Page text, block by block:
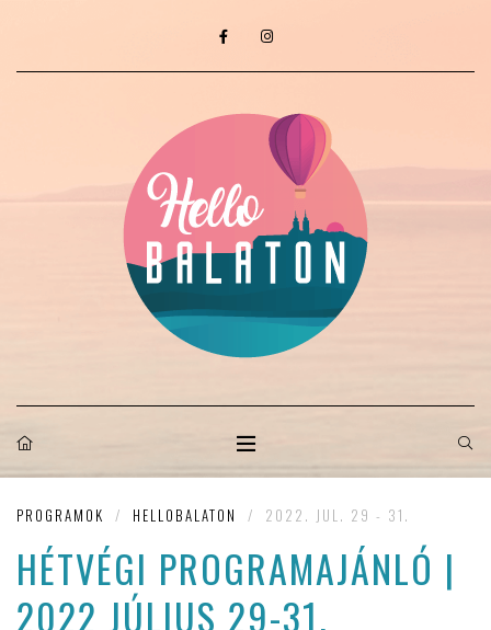
PROGRAMOK / HELLOBALATON / 2022. JUL. 29 - 31.
HÉTVÉGI PROGRAMAJÁNLÓ |
2022 JÚLIUS 29-31.